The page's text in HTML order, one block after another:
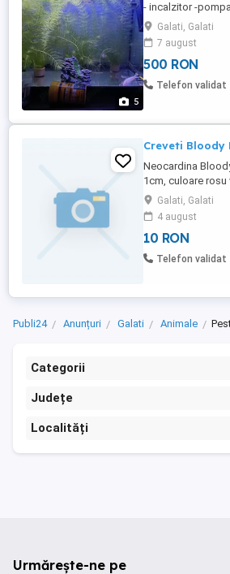
5
- incalzitor -
termometru
guppy(peste 30
Predare personala
Galati, Galati
7 august
500 RON
Telefon validat
Creveti Bloody
Neocardina
1cm, culoare rosu
nepretentiosi. La
adica pachet de
bucata. Disponibil
livrare in tara.
intrebari, sunati
Galati, Galati
4 august
10 RON
Telefon validat
Publi24 Anunțuri Galati Animale
Categorii
Județe
Localități
Urmărește-ne pe